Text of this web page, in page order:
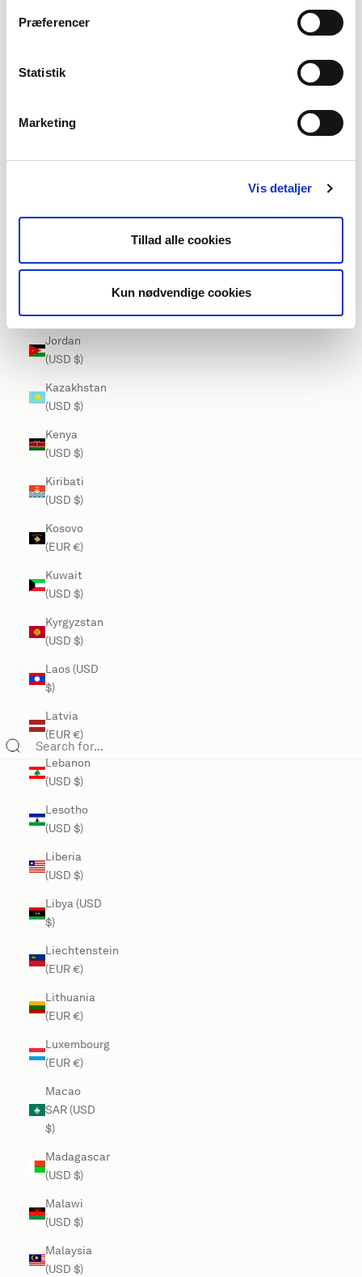
Præferencer
Statistik
Marketing
Vis detaljer
Tillad alle cookies
Kun nødvendige cookies
(EUR €)
(EUR €)
$)
(USD $)
(USD $)
(EUR €)
Jordan
(USD $)
Kazakhstan
(USD $)
Kenya
(USD $)
Kiribati
(USD $)
Kosovo
(EUR €)
Kuwait
(USD $)
Kyrgyzstan
(USD $)
Laos (USD
$)
Latvia
(EUR €)
Lebanon
(USD $)
Lesotho
(USD $)
Liberia
(USD $)
Libya (USD
$)
Liechtenstein
(EUR €)
Lithuania
(EUR €)
Luxembourg
(EUR €)
Macao
SAR (USD
$)
Madagascar
(USD $)
Malawi
(USD $)
Malaysia
(USD $)